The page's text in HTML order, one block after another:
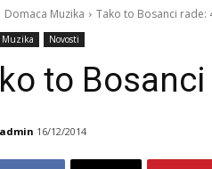
Domaca Muzika Tako to Bosanci rade:
Muzika Novosti
to
admin 16/12/2014